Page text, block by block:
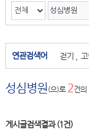
연관검색어 걷기
성심병원 (으)로 2건의
게시글검색결과(1건)